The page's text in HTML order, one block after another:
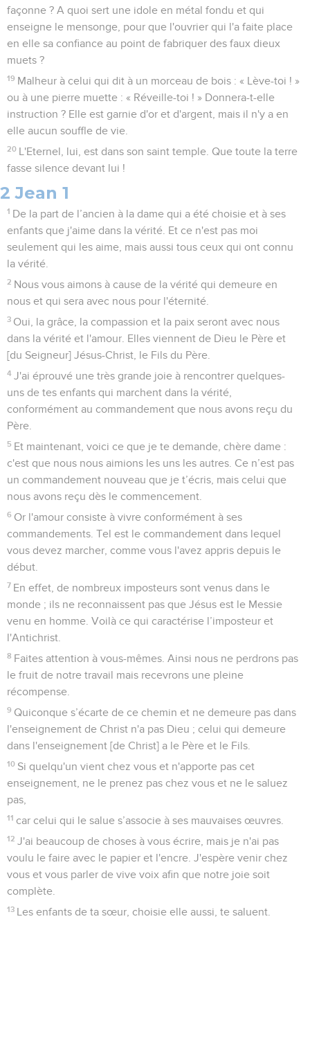
façonne ? A quoi sert une idole en métal fondu et qui
enseigne le mensonge, pour que l'ouvrier qui l'a faite place
en elle sa confiance au point de fabriquer des faux dieux
muets ?
19 Malheur à celui qui dit à un morceau de bois : « Lève-toi ! »
ou à une pierre muette : « Réveille-toi ! » Donnera-t-elle
instruction ? Elle est garnie d'or et d'argent, mais il n'y a en
elle aucun souffle de vie.
20 L'Eternel, lui, est dans son saint temple. Que toute la terre
fasse silence devant lui !
2 Jean 1
1 De la part de l’ancien à la dame qui a été choisie et à ses
enfants que j'aime dans la vérité. Et ce n'est pas moi
seulement qui les aime, mais aussi tous ceux qui ont connu
la vérité.
2 Nous vous aimons à cause de la vérité qui demeure en
nous et qui sera avec nous pour l'éternité.
3 Oui, la grâce, la compassion et la paix seront avec nous
dans la vérité et l'amour. Elles viennent de Dieu le Père et
[du Seigneur] Jésus-Christ, le Fils du Père.
4 J'ai éprouvé une très grande joie à rencontrer quelques-
uns de tes enfants qui marchent dans la vérité,
conformément au commandement que nous avons reçu du
Père.
5 Et maintenant, voici ce que je te demande, chère dame :
c'est que nous nous aimions les uns les autres. Ce n’est pas
un commandement nouveau que je t’écris, mais celui que
nous avons reçu dès le commencement.
6 Or l'amour consiste à vivre conformément à ses
commandements. Tel est le commandement dans lequel
vous devez marcher, comme vous l'avez appris depuis le
début.
7 En effet, de nombreux imposteurs sont venus dans le
monde ; ils ne reconnaissent pas que Jésus est le Messie
venu en homme. Voilà ce qui caractérise l’imposteur et
l'Antichrist.
8 Faites attention à vous-mêmes. Ainsi nous ne perdrons pas
le fruit de notre travail mais recevrons une pleine
récompense.
9 Quiconque s’écarte de ce chemin et ne demeure pas dans
l'enseignement de Christ n'a pas Dieu ; celui qui demeure
dans l'enseignement [de Christ] a le Père et le Fils.
10 Si quelqu'un vient chez vous et n'apporte pas cet
enseignement, ne le prenez pas chez vous et ne le saluez
pas,
11 car celui qui le salue s’associe à ses mauvaises œuvres.
12 J'ai beaucoup de choses à vous écrire, mais je n'ai pas
voulu le faire avec le papier et l'encre. J'espère venir chez
vous et vous parler de vive voix afin que notre joie soit
complète.
13 Les enfants de ta sœur, choisie elle aussi, te saluent.